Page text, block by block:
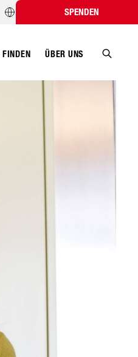
LänderprogrammeSPENDEN
ÜBER UNS